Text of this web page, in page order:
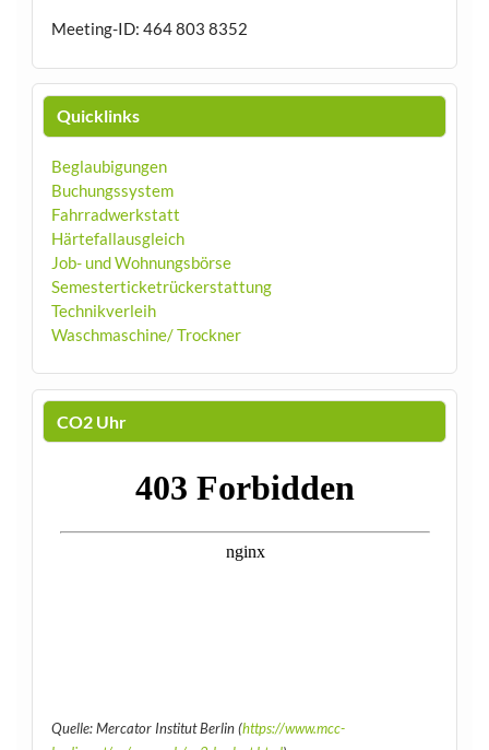
Meeting-ID: 464 803 8352
Quicklinks
Beglaubigungen
Buchungssystem
Fahrradwerkstatt
Härtefallausgleich
Job- und Wohnungsbörse
Semesterticketrückerstattung
Technikverleih
Waschmaschine/ Trockner
CO2 Uhr
Quelle: Mercator Institut Berlin (https://www.mcc-